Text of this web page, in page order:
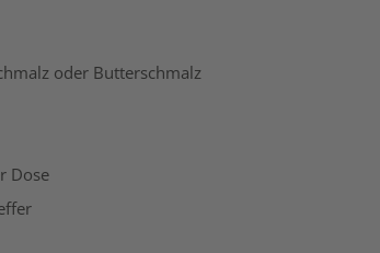
oder Butterschmalz
Dose